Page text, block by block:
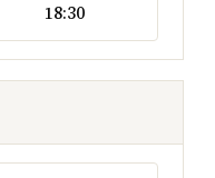
18:30